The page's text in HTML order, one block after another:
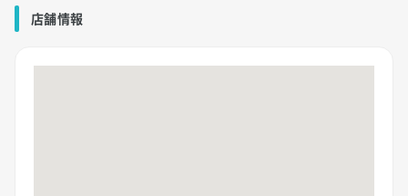
店舗情報